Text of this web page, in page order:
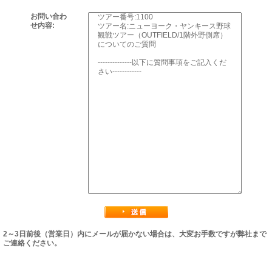
お問い合わ
せ内容:
2～3日前後（営業日）内にメールが届かない場合は、大変お手数ですが弊社まで
ご連絡ください。